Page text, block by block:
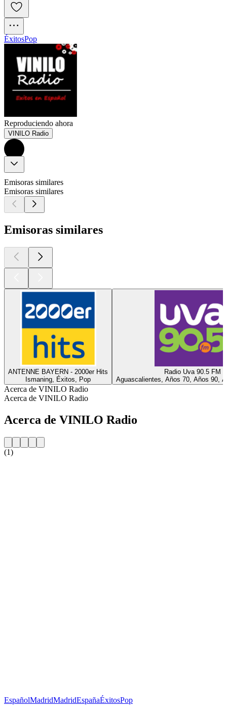
ÉxitosPop
Reproduciendo ahora
VINILO Radio
Emisoras similares
Emisoras similares
Emisoras similares
ANTENNE BAYERN - 2000er Hits
Ismaning, Éxitos, Pop
Radio Uva 90.5 FM
Aguascalientes, Años 70, Años 90,
Acerca de VINILO Radio
Acerca de VINILO Radio
Acerca de VINILO Radio
(1)
EspañolMadridMadridEspañaÉxitosPop